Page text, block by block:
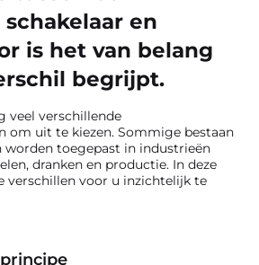
en
is het van belang
begrijpt.
veel verschillende
om uit te kiezen. Sommige bestaan
worden toegepast in industrieën
dranken en productie. In deze
verschillen voor u inzichtelijk te